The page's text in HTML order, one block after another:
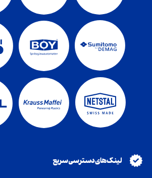
لینک های دسترسی سریع